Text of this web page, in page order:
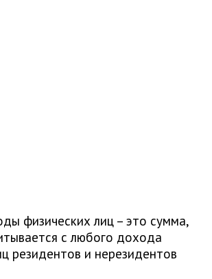
физических лиц – это сумма,
с любого дохода
резидентов и нерезидентов